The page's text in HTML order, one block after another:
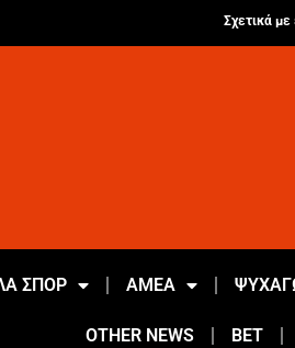
Σχετικά με
ΣΠΟΡ ΑΜΕΑ
OTHER NEWS BET